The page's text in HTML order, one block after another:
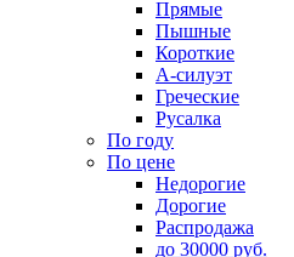
Прямые
Пышные
Короткие
А-силуэт
Греческие
Русалка
По году
По цене
Недорогие
Дорогие
Распродажа
до 30000 руб.